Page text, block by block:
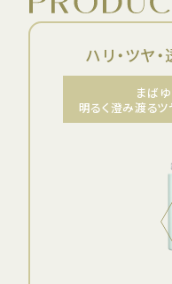
ハリ・ツヤ
まば
明るく澄み渡る